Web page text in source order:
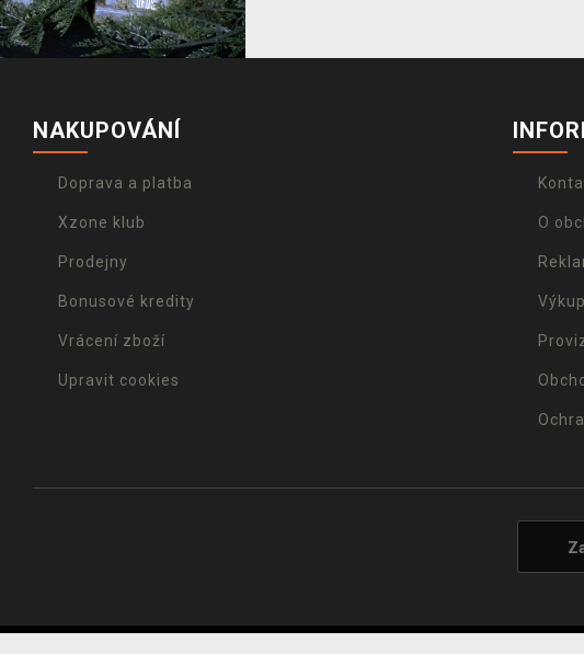
NAKUPOVÁNÍ
Doprava a platba
Xzone klub
Prodejny
Bonusové kredity
Vrácení zboží
Upravit cookies
O